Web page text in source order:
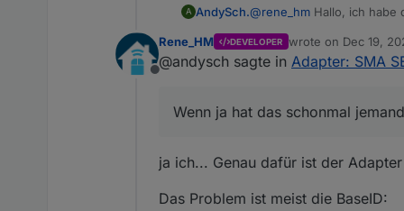
stable:
1.0.0
Feedback, Anmerkungen
A AndySch.@rene_hm Hallo, ich habe
wird mir im SHM nicht
Ist es überhaupt möglich
Beste Grüße
Andy
Offline
Rene_HM DEVELOPER wrote on Dec 19,
last edited by
@andysch sagte in Adapter: SMA
Wenn ja hat das schonmal
ja ich... Genau dafür ist der
Das Problem ist meist die BaseID: